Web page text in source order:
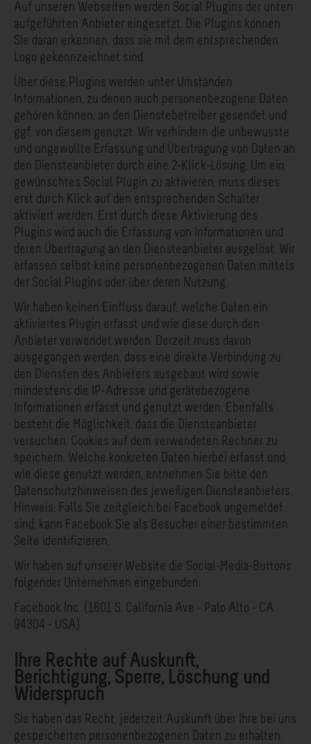
Auf unseren Webseiten werden Social Plugins der unten
aufgeführten Anbieter eingesetzt. Die Plugins können
Sie daran erkennen, dass sie mit dem entsprechenden
Logo gekennzeichnet sind.
Über diese Plugins werden unter Umständen
Informationen, zu denen auch personenbezogene Daten
gehören können, an den Dienstebetreiber gesendet und
ggf. von diesem genutzt. Wir verhindern die unbewusste
und ungewollte Erfassung und Übertragung von Daten an
den Diensteanbieter durch eine 2-Klick-Lösung. Um ein
gewünschtes Social Plugin zu aktivieren, muss dieses
erst durch Klick auf den entsprechenden Schalter
aktiviert werden. Erst durch diese Aktivierung des
Plugins wird auch die Erfassung von Informationen und
deren Übertragung an den Diensteanbieter ausgelöst. Wir
erfassen selbst keine personenbezogenen Daten mittels
der Social Plugins oder über deren Nutzung.
Wir haben keinen Einfluss darauf, welche Daten ein
aktiviertes Plugin erfasst und wie diese durch den
Anbieter verwendet werden. Derzeit muss davon
ausgegangen werden, dass eine direkte Verbindung zu
den Diensten des Anbieters ausgebaut wird sowie
mindestens die IP-Adresse und gerätebezogene
Informationen erfasst und genutzt werden. Ebenfalls
besteht die Möglichkeit, dass die Diensteanbieter
versuchen, Cookies auf dem verwendeten Rechner zu
speichern. Welche konkreten Daten hierbei erfasst und
wie diese genutzt werden, entnehmen Sie bitte den
Datenschutzhinweisen des jeweiligen Diensteanbieters.
Hinweis: Falls Sie zeitgleich bei Facebook angemeldet
sind, kann Facebook Sie als Besucher einer bestimmten
Seite identifizieren.
Wir haben auf unserer Website die Social-Media-Buttons
folgender Unternehmen eingebunden:
Facebook Inc. (1601 S. California Ave - Palo Alto - CA
94304 - USA)
Ihre Rechte auf Auskunft,
Berichtigung, Sperre, Löschung und
Widerspruch
Sie haben das Recht, jederzeit Auskunft über Ihre bei uns
gespeicherten personenbezogenen Daten zu erhalten.